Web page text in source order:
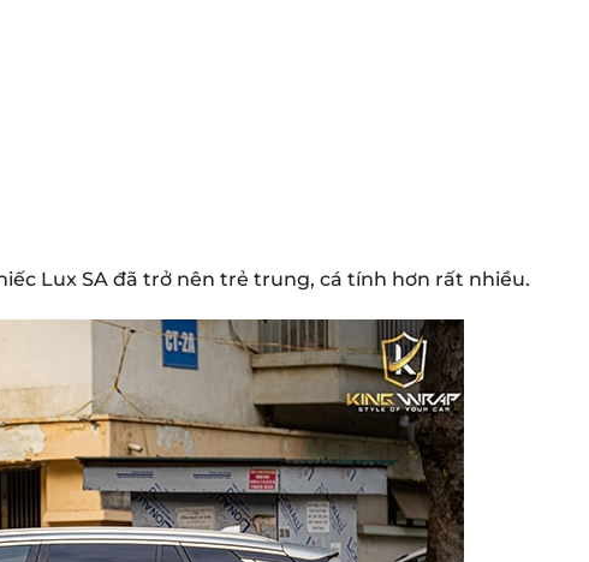
Lux SA đã trở nên trẻ trung, cá tính hơn rất nhiều.